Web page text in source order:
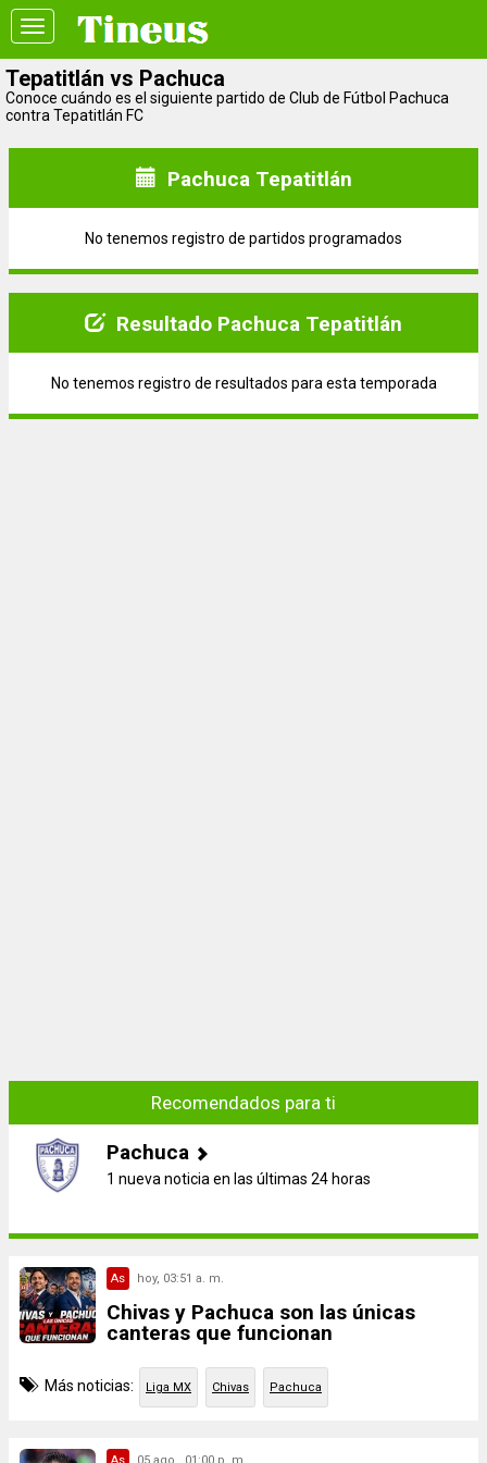
Toggle
navigation
Tepatitlán vs Pachuca
Conoce cuándo es el siguiente partido de Club de Fútbol Pachuca
contra Tepatitlán FC
Pachuca Tepatitlán
No tenemos registro de partidos programados
Resultado Pachuca Tepatitlán
No tenemos registro de resultados para esta temporada
Recomendados para ti
Pachuca
1 nueva noticia en las últimas 24 horas
As hoy, 03:51 a. m.
Chivas y Pachuca son las únicas
canteras que funcionan
Más noticias: Liga MX Chivas Pachuca